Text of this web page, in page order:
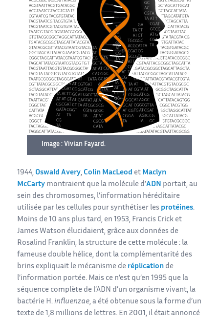
Image : Vivian Fayard.
1944, Oswald Avery, Colin MacLeod et Maclyn
McCarty montraient que la molécule d’ADN portait, au
sein des chromosomes, l’information héréditaire
utilisée par les cellules pour synthétiser les protéines.
Moins de 10 ans plus tard, en 1953, Francis Crick et
James Watson élucidaient, grâce aux données de
Rosalind Franklin, la structure de cette molécule : la
fameuse double hélice, dont la complémentarité des
brins expliquait le mécanisme de réplication de
l’information portée. Mais ce n’est qu’en 1995 que la
séquence complète de l’ADN d’un organisme vivant, la
bactérie H. influenzae, a été obtenue sous la forme d’un
texte de 1,8 millions de lettres. En 2001, il était annoncé